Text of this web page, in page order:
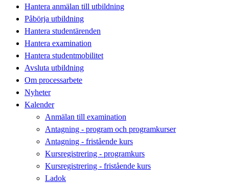
Hantera anmälan till utbildning
Påbörja utbildning
Hantera studentärenden
Hantera examination
Hantera studentmobilitet
Avsluta utbildning
Om processarbete
Nyheter
Kalender
Anmälan till examination
Antagning - program och programkurser
Antagning - fristående kurs
Kursregistrering - programkurs
Kursregistrering - fristående kurs
Ladok